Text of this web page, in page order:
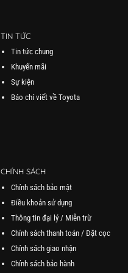
TIN TỨC
Tin tức chung
Khuyến mãi
Sự kiện
Báo chí viết về Toyota
CHÍNH SÁCH
Chính sách bảo mật
Điều khoản sử dụng
Thông tin đại lý / Miễn trừ
Chính sách thanh toán / Đặt cọc
Chính sách giao nhận
Chính sách bảo hành